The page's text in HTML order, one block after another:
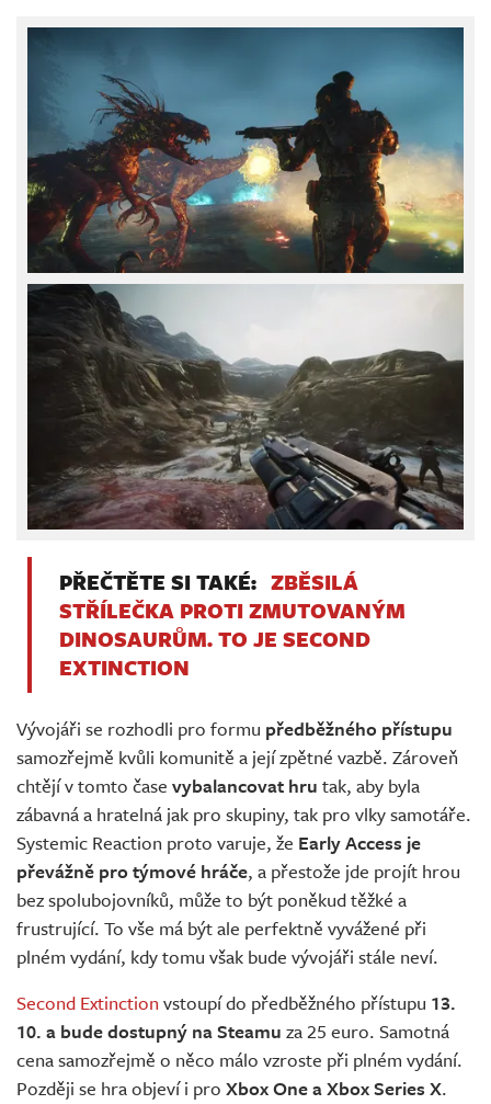
PŘEČTĚTE SI TAKÉ: ZBĚSILÁ
STŘÍLEČKA PROTI ZMUTOVANÝM
DINOSAURŮM. TO JE SECOND
EXTINCTION
Vývojáři se rozhodli pro formu předběžného přístupu
samozřejmě kvůli komunitě a její zpětné vazbě. Zároveň
chtějí v tomto čase vybalancovat hru tak, aby byla
zábavná a hratelná jak pro skupiny, tak pro vlky samotáře.
Systemic Reaction proto varuje, že Early Access je
převážně pro týmové hráče, a přestože jde projít hrou
bez spolubojovníků, může to být poněkud těžké a
frustrující. To vše má být ale perfektně vyvážené při
plném vydání, kdy tomu však bude vývojáři stále neví.
Second Extinction vstoupí do předběžného přístupu 13.
10. a bude dostupný na Steamu za 25 euro. Samotná
cena samozřejmě o něco málo vzroste při plném vydání.
Později se hra objeví i pro Xbox One a Xbox Series X.